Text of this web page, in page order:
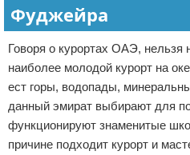
Фуджейра
Говоря о курортах ОАЭ, нельзя
наиболее молодой курорт на
ест горы, водопады,
данный эмират выбирают для
функционируют знаменитые
причине подходит курорт и